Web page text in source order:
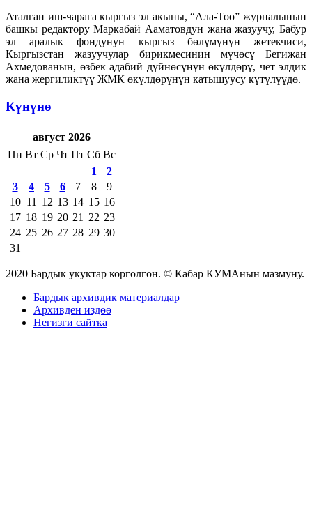
Аталган иш-чарага кыргыз эл акыны, “Ала-Тоо” журналынын
башкы редактору Маркабай Ааматовдун жана жазуучу, Бабур
эл аралык фондунун кыргыз бөлүмүнүн жетекчиси,
Кыргызстан жазуучулар бирикмесинин мүчөсү Бегижан
Ахмедованын, өзбек адабий дүйнөсүнүн өкүлдөрү, чет элдик
жана жергиликтүү ЖМК өкүлдөрүнүн катышуусу күтүлүүдө.
Күнүнө
август 2026
Пн Вт Ср Чт Пт Сб Вс
1
2
3
4 5 6 7 8
9
10 11 12 13 14 15 16
17 18 19 20 21 22 23
24 25 26 27 28 29 30
31
2020 Бардык укуктар корголгон. © Кабар КУМАнын мазмуну.
Бардык архивдик материалдар
Архивден издөө
Негизги сайтка